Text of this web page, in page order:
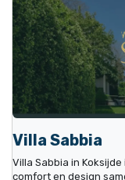
Villa Sabbia
Villa Sabbia in
comfort en design